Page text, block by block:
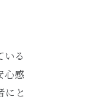
る
心感
にと